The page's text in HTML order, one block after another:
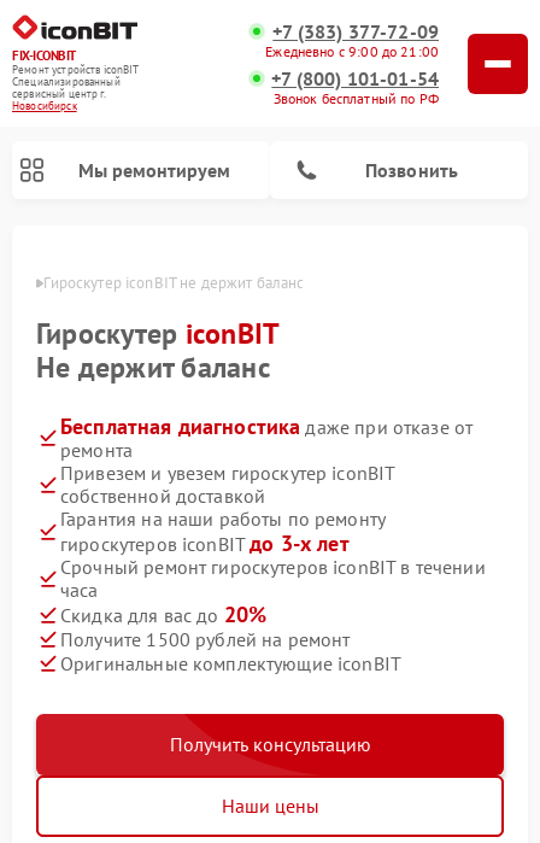
FIX-ICONBIT
Ремонт устройств iconBIT
Специализированный
cервисный центр г.
Новосибирск
+7 (383) 377-72-09
Ежедневно с 9:00 до 21:00
+7 (800) 101-01-54
Звонок бесплатный по РФ
Мы ремонтируем Позвонить
Гироскутер iconBIT не держит баланс
Гироскутер iconBIT
Не держит баланс
Бесплатная диагностика даже при отказе от
ремонта
Привезем и увезем гироскутер iconBIT
собственной доставкой
Гарантия на наши работы по ремонту
гироскутеров iconBITдо 3-х лет
Срочный ремонт гироскутеров iconBIT в течении
часа
Скидка для вас до 20%
Получите 1500 рублей на ремонт
Оригинальные комплектующие iconBIT
Получить консультацию
Наши цены